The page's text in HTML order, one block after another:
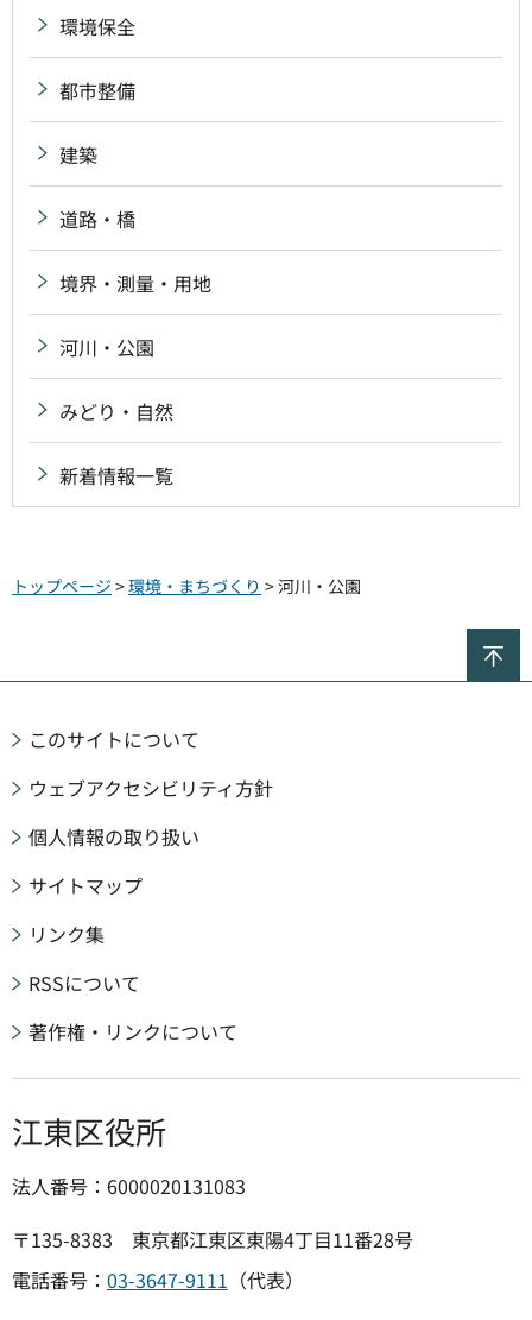
環境保全
都市整備
建築
道路・橋
境界・測量・用地
河川・公園
みどり・自然
新着情報一覧
トップページ >環境・まちづくり > 河川・公園
このサイトについて
ウェブアクセシビリティ方針
個人情報の取り扱い
サイトマップ
リンク集
RSSについて
著作権・リンクについて
江東区役所
法人番号：6000020131083
〒135-8383 東京都江東区東陽4丁目11番28号
電話番号： 03-3647-9111 （代表）